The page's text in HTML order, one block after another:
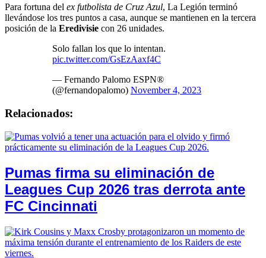
Para fortuna del ex futbolista de Cruz Azul, La Legión terminó
llevándose los tres puntos a casa, aunque se mantienen en la tercera
posición de la Eredivisie con 26 unidades.
Solo fallan los que lo intentan.
pic.twitter.com/GsEzAaxf4C
— Fernando Palomo ESPN®️
(@fernandopalomo) November 4, 2023
Relacionados:
Pumas firma su eliminación de
Leagues Cup 2026 tras derrota ante
FC Cincinnati